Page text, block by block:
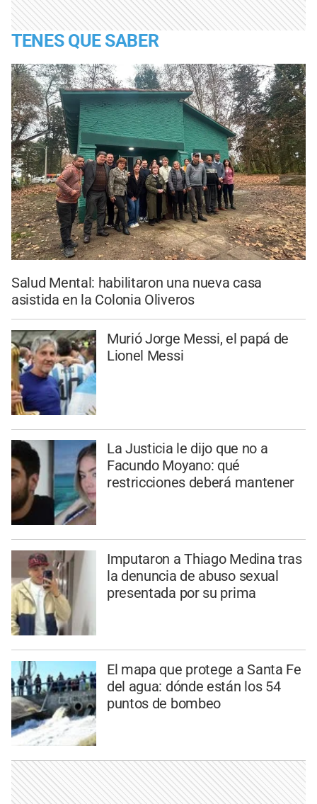
TENES QUE SABER
Salud Mental: habilitaron una nueva casa
asistida en la Colonia Oliveros
Murió Jorge Messi, el papá de
Lionel Messi
La Justicia le dijo que no a
Facundo Moyano: qué
restricciones deberá mantener
Imputaron a Thiago Medina tras
la denuncia de abuso sexual
presentada por su prima
El mapa que protege a Santa Fe
del agua: dónde están los 54
puntos de bombeo